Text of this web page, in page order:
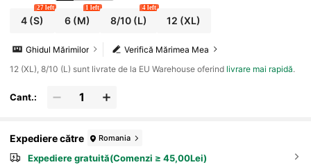
4 (S)
27 left
6 (M)
1 left
8/10(L)
4 left
12 (XL)
Verifică Mărimea Mea
Ghidul Mărimilor
12 (XL), 8/10 (L) sunt livrate de la EU Warehouse oferind livrare mai rapidă.
Cant.:
Expediere către Romania
Expediere gratuită(Comenzi ≥ 45,00Lei)